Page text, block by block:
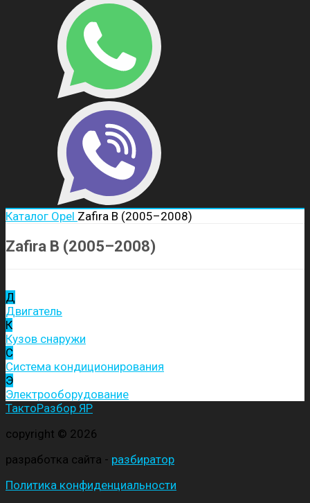
Каталог Opel Zafira B (2005–2008)
Zafira B (2005–2008)
Д
Двигатель
К
Кузов снаружи
С
Система кондиционирования
Э
Электрооборудование
ТактоРазбор ЯР
copyright © 2026
разработка сайта - разбиратор
Политика конфиденциальности